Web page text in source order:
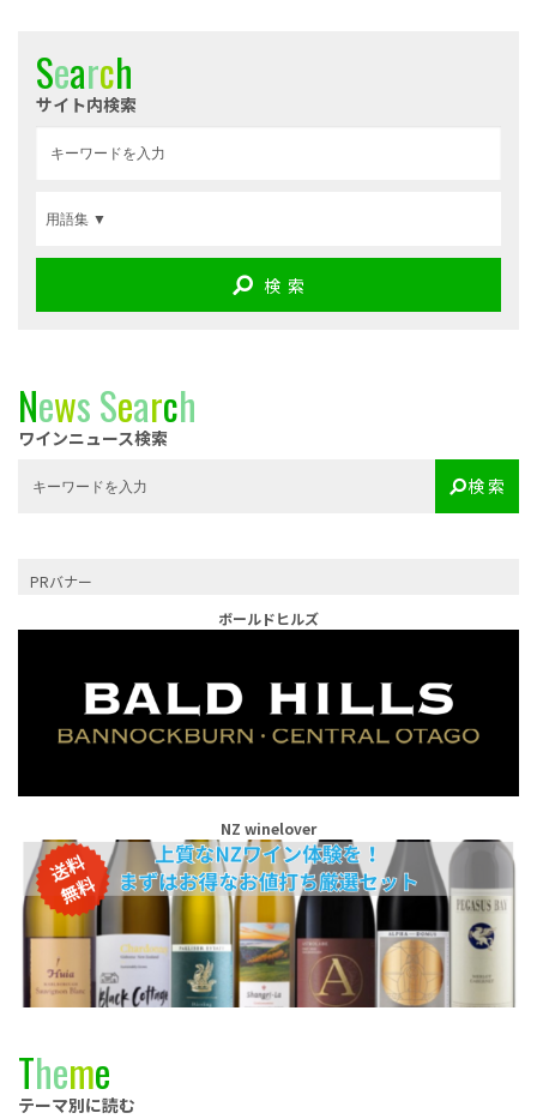
Search
サイト内検索
検 索
NewsSearch
ワインニュース検索
検 索
PRバナー
ボールドヒルズ
NZ winelover
Theme
テーマ別に読む